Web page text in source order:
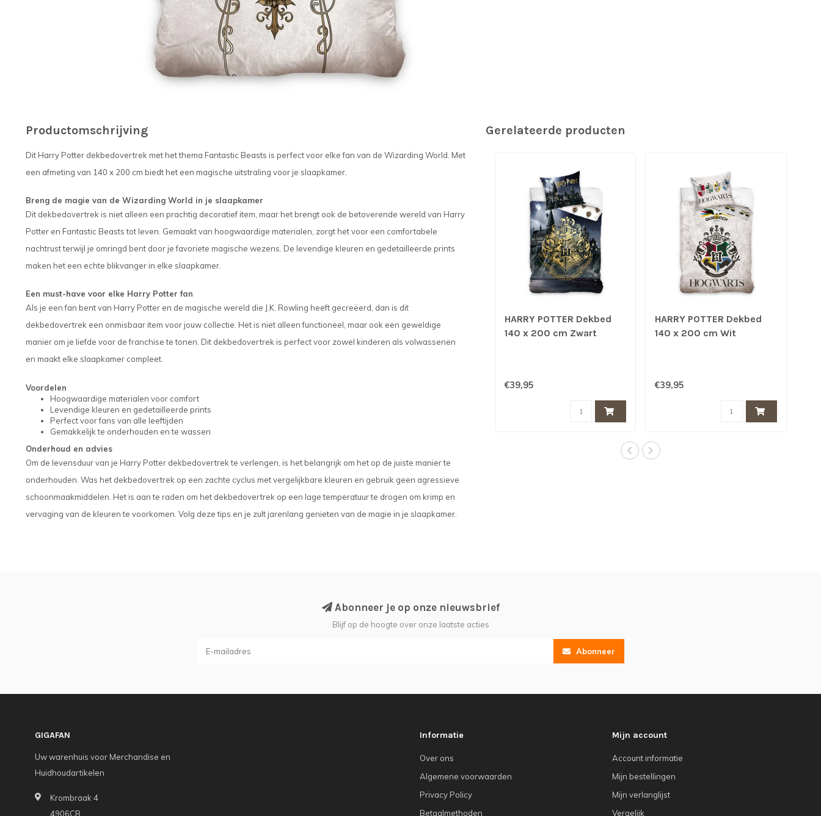
Productomschrijving
Dit Harry Potter dekbedovertrek met het thema Fantastic Beasts is perfect voor elke fan van de Wizarding World. Met
een afmeting van 140 x 200 cm biedt het een magische uitstraling voor je slaapkamer.
Breng de magie van de Wizarding World in je slaapkamer
Dit dekbedovertrek is niet alleen een prachtig decoratief item, maar het brengt ook de betoverende wereld van Harry
Potter en Fantastic Beasts tot leven. Gemaakt van hoogwaardige materialen, zorgt het voor een comfortabele
nachtrust terwijl je omringd bent door je favoriete magische wezens. De levendige kleuren en gedetailleerde prints
maken het een echte blikvanger in elke slaapkamer.
Een must-have voor elke Harry Potter fan
Als je een fan bent van Harry Potter en de magische wereld die J.K. Rowling heeft gecreëerd, dan is dit
dekbedovertrek een onmisbaar item voor jouw collectie. Het is niet alleen functioneel, maar ook een geweldige
manier om je liefde voor de franchise te tonen. Dit dekbedovertrek is perfect voor zowel kinderen als volwassenen
en maakt elke slaapkamer compleet.
Voordelen
Hoogwaardige materialen voor comfort
Levendige kleuren en gedetailleerde prints
Perfect voor fans van alle leeftijden
Gemakkelijk te onderhouden en te wassen
Onderhoud en advies
Om de levensduur van je Harry Potter dekbedovertrek te verlengen, is het belangrijk om het op de juiste manier te
onderhouden. Was het dekbedovertrek op een zachte cyclus met vergelijkbare kleuren en gebruik geen agressieve
schoonmaakmiddelen. Het is aan te raden om het dekbedovertrek op een lage temperatuur te drogen om krimp en
vervaging van de kleuren te voorkomen. Volg deze tips en je zult jarenlang genieten van de magie in je slaapkamer.
Gerelateerde producten
HARRY POTTER Dekbed
140 x 200 cm Zwart
€39,95
HARRY POTTER Dekbed
140 x 200 cm Wit
€39,95
Abonneer je op onze nieuwsbrief
Blijf op de hoogte over onze laatste acties
Abonneer
GIGAFAN
Uw warenhuis voor Merchandise en
Huidhoudartikelen
Krombraak 4
4906CR
Informatie
Over ons
Algemene voorwaarden
Privacy Policy
Betaalmethoden
Mijn account
Account informatie
Mijn bestellingen
Mijn verlanglijst
Vergelijk